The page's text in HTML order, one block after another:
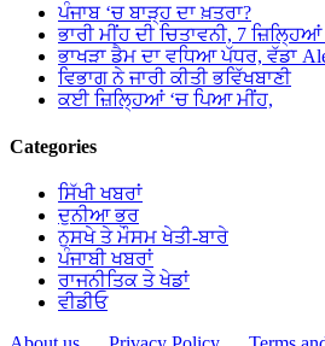
ਪੰਜਾਬ ‘ਚ ਬਾੜ੍ਹ ਦਾ ਖ਼ਤਰਾ?
ਭਾਰੀ ਮੀਂਹ ਦੀ ਚਿਤਾਵਨੀ, 7
ਭਾਖੜਾ ਡੈਮ ਦਾ ਵਧਿਆ ਪੱਧਰ, ਵੱਡਾ
ਵਿਭਾਗ ਨੇ ਜਾਰੀ ਕੀਤੀ ਭਵਿੱਖਬਾਣੀ
ਕਈ ਜ਼ਿਲ੍ਹਿਆਂ ‘ਚ ਪਿਆ ਮੀਂਹ,
Categories
ਸਿੱਖੀ ਖਬਰਾਂ
ਦੁਨੀਆ ਭਰ
ਨੁਸਖੇ ਤੇ ਮੌਸਮ ਖੇਤੀ-ਬਾਰੇ
ਪੰਜਾਬੀ ਖਬਰਾਂ
ਰਾਜਨੀਤਿਕ ਤੇ ਖੇਡਾਂ
ਵੀਡੀਓ